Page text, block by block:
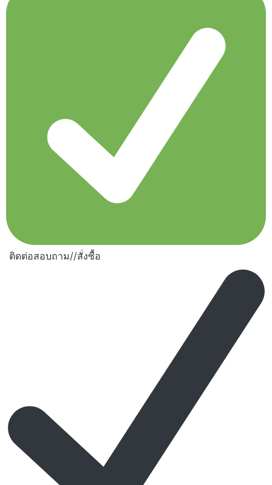
ติดต่อสอบถาม//สั่งซื้อ